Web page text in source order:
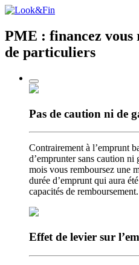
PME : financez vous
de particuliers
Pas de caution ni de
Contrairement à l’emprunt
d’emprunter sans caution ni
mois vous remboursez une
durée d’emprunt qui aura
capacités de remboursement.
Effet de levier sur